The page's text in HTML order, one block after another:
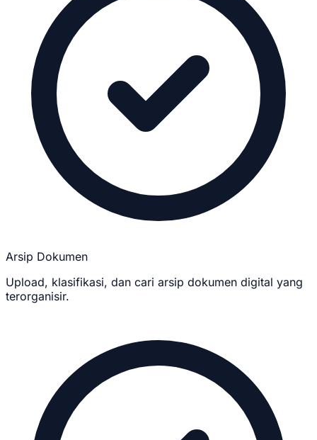
Arsip Dokumen
Upload, klasifikasi, dan cari arsip dokumen digital yang
terorganisir.